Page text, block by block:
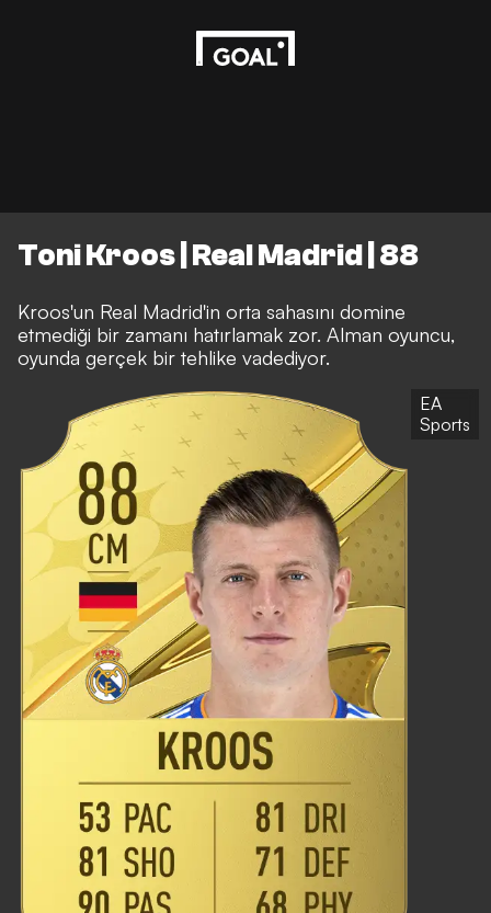
Toni Kroos | Real Madrid | 88
Kroos'un Real Madrid'in orta sahasını domine
etmediği bir zamanı hatırlamak zor. Alman oyuncu,
oyunda gerçek bir tehlike vadediyor.
EA
Sports